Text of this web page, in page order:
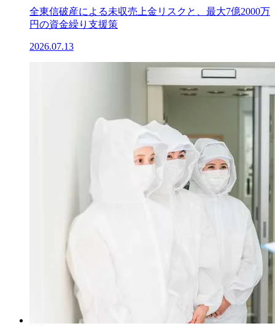
全東信破産による未収売上金リスクと、最大7億2000万
円の資金繰り支援策
2026.07.13